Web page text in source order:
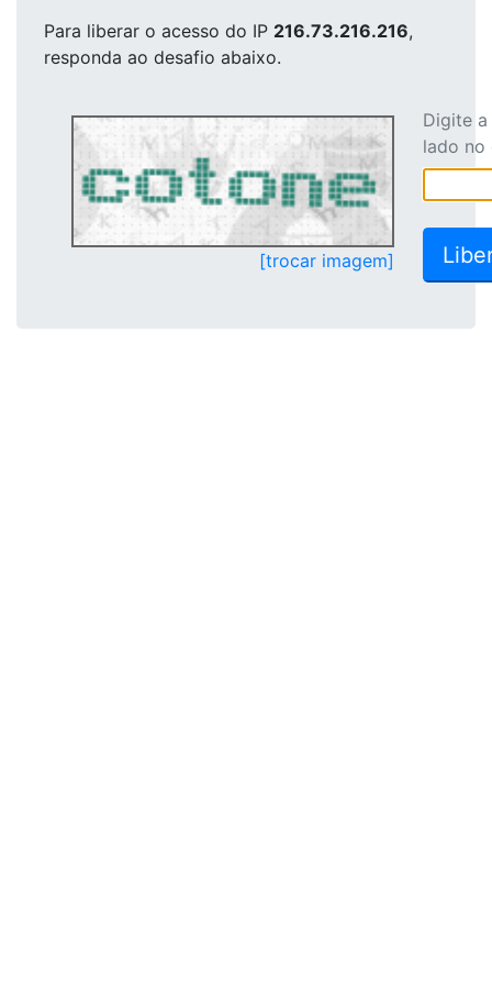
Para liberar o acesso do IP 216.73.216.216,
responda ao desafio abaixo.
[trocar imagem]
Digite
lado no